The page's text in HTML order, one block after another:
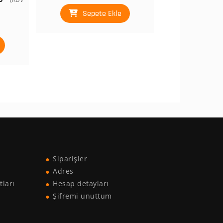
Sepete Ekle
Siparişler
Adres
Hesap detayları
Şifremi unuttum